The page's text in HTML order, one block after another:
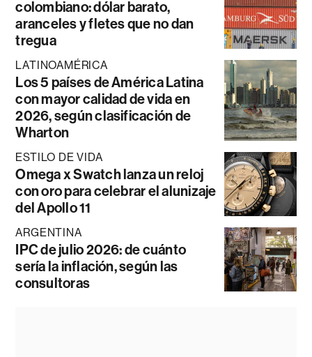
colombiano: dólar barato,
aranceles y fletes que no dan
tregua
LATINOAMÉRICA
Los 5 países de América Latina
con mayor calidad de vida en
2026, según clasificación de
Wharton
ESTILO DE VIDA
Omega x Swatch lanza un reloj
con oro para celebrar el alunizaje
del Apollo 11
ARGENTINA
IPC de julio 2026: de cuánto
sería la inflación, según las
consultoras